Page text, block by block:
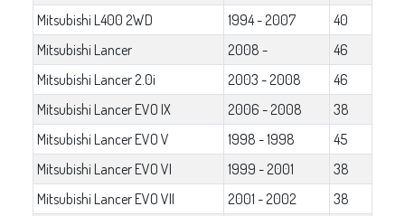
Mitsubishi L400 2WD
1994 - 2007
40
Mitsubishi Lancer
2008 -
46
Mitsubishi Lancer 2.0i
2003 - 2008
46
Mitsubishi Lancer EVO IX
2006 - 2008
38
Mitsubishi Lancer EVO V
1998 - 1998
45
Mitsubishi Lancer EVO VI
1999 - 2001
38
Mitsubishi Lancer EVO VII
2001 - 2002
38